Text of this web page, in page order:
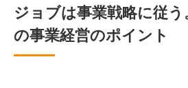
ジョブは事業戦略に従
の事業経営のポイント